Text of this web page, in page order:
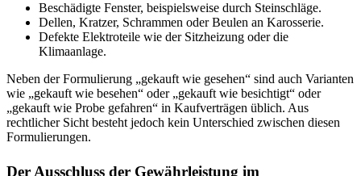
Beschädigte Fenster, beispielsweise durch Steinschläge.
Dellen, Kratzer, Schrammen oder Beulen an Karosserie.
Defekte Elektroteile wie der Sitzheizung oder die
Klimaanlage.
Neben der Formulierung „gekauft wie gesehen“ sind auch Varianten
wie „gekauft wie besehen“ oder „gekauft wie besichtigt“ oder
„gekauft wie Probe gefahren“ in Kaufverträgen üblich. Aus
rechtlicher Sicht besteht jedoch kein Unterschied zwischen diesen
Formulierungen.
Der Ausschluss der Gewährleistung im